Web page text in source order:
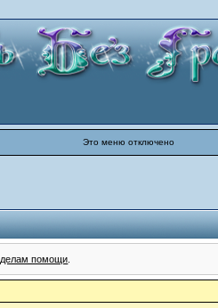
Это меню отключено
помощи